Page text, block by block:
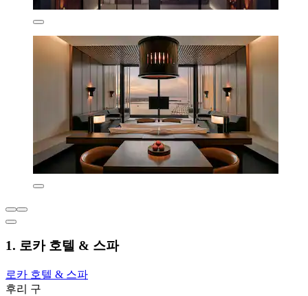
1. 로카 호텔 & 스파
로카 호텔 & 스파
후리 구